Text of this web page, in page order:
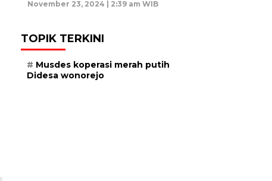
November 23, 2024 | 2:39 am WIB
TOPIK TERKINI
Musdes koperasi merah putih
Didesa wonorejo